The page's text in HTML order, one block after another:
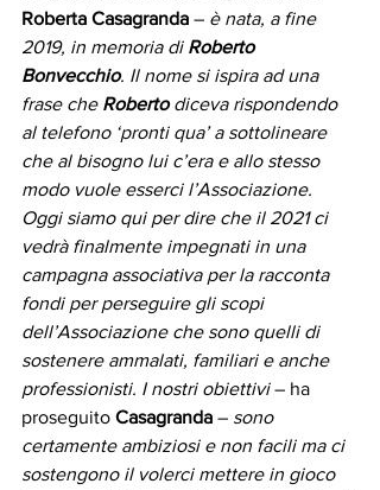
Roberta Casagranda – è nata, a fine
2019, in memoria di Roberto
Bonvecchio. Il nome si ispira ad una
frase che Roberto diceva rispondendo
al telefono ‘pronti qua’ a sottolineare
che al bisogno lui c’era e allo stesso
modo vuole esserci l’Associazione.
Oggi siamo qui per dire che il 2021 ci
vedrà finalmente impegnati in una
campagna associativa per la racconta
fondi per perseguire gli scopi
dell’Associazione che sono quelli di
sostenere ammalati, familiari e anche
professionisti. I nostri obiettivi – ha
proseguito Casagranda – sono
certamente ambiziosi e non facili ma ci
sostengono il volerci mettere in gioco